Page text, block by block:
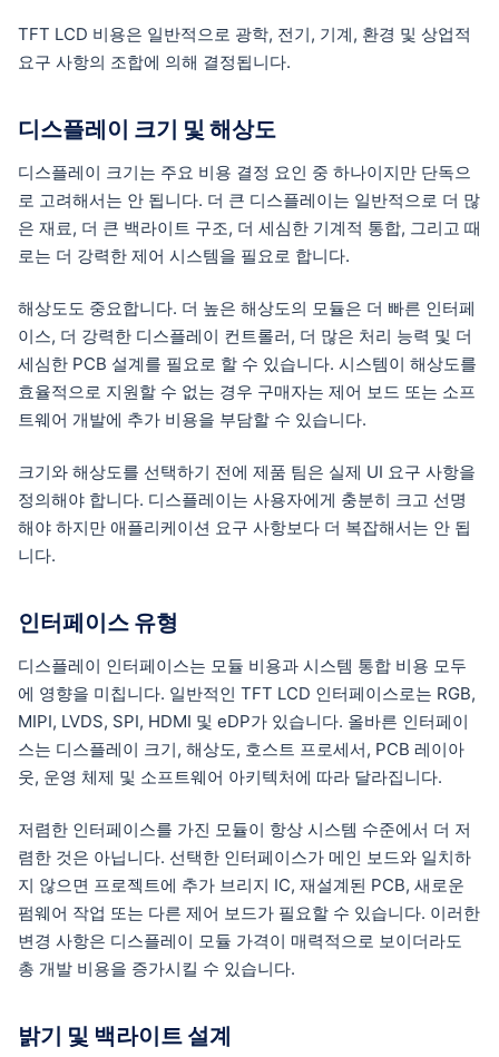
TFT LCD 비용은 일반적으로 광학, 전기, 기계, 환경 및 상업적
요구 사항의 조합에 의해 결정됩니다.
디스플레이 크기 및 해상도
디스플레이 크기는 주요 비용 결정 요인 중 하나이지만 단독으
로 고려해서는 안 됩니다. 더 큰 디스플레이는 일반적으로 더 많
은 재료, 더 큰 백라이트 구조, 더 세심한 기계적 통합, 그리고 때
로는 더 강력한 제어 시스템을 필요로 합니다.
해상도도 중요합니다. 더 높은 해상도의 모듈은 더 빠른 인터페
이스, 더 강력한 디스플레이 컨트롤러, 더 많은 처리 능력 및 더
세심한 PCB 설계를 필요로 할 수 있습니다. 시스템이 해상도를
효율적으로 지원할 수 없는 경우 구매자는 제어 보드 또는 소프
트웨어 개발에 추가 비용을 부담할 수 있습니다.
크기와 해상도를 선택하기 전에 제품 팀은 실제 UI 요구 사항을
정의해야 합니다. 디스플레이는 사용자에게 충분히 크고 선명
해야 하지만 애플리케이션 요구 사항보다 더 복잡해서는 안 됩
니다.
인터페이스 유형
디스플레이 인터페이스는 모듈 비용과 시스템 통합 비용 모두
에 영향을 미칩니다. 일반적인 TFT LCD 인터페이스로는 RGB,
MIPI, LVDS, SPI, HDMI 및 eDP가 있습니다. 올바른 인터페이
스는 디스플레이 크기, 해상도, 호스트 프로세서, PCB 레이아
웃, 운영 체제 및 소프트웨어 아키텍처에 따라 달라집니다.
저렴한 인터페이스를 가진 모듈이 항상 시스템 수준에서 더 저
렴한 것은 아닙니다. 선택한 인터페이스가 메인 보드와 일치하
지 않으면 프로젝트에 추가 브리지 IC, 재설계된 PCB, 새로운
펌웨어 작업 또는 다른 제어 보드가 필요할 수 있습니다. 이러한
변경 사항은 디스플레이 모듈 가격이 매력적으로 보이더라도
총 개발 비용을 증가시킬 수 있습니다.
밝기 및 백라이트 설계